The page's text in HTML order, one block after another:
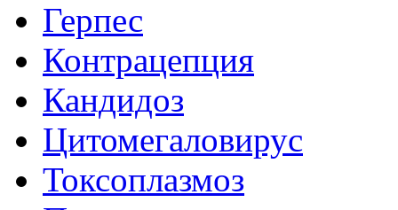
Герпес
Контрацепция
Кандидоз
Цитомегаловирус
Токсоплазмоз